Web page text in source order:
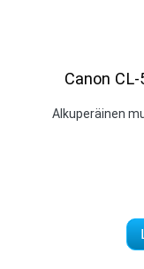
Canon
Alkuperäinen